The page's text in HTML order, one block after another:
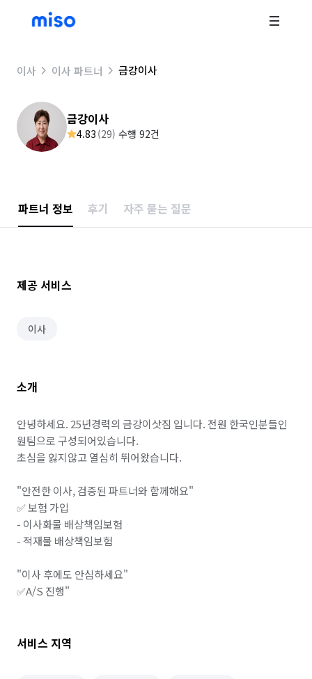
이사 이사 파트너 금강이사
금강이사
4.83 (29) 수행 92건
파트너 정보 후기 자주 묻는 질문
제공 서비스
이사
소개
안녕하세요. 25년경력의 금강이삿짐 입니다. 전원 한국인분들인
원팀으로 구성되어있습니다.
초심을 잃지않고 열심히 뛰어왔습니다.
"안전한 이사, 검증된 파트너와 함께해요"
✅ 보험 가입
- 이사화물 배상책임보험
- 적재물 배상책임보험
"이사 후에도 안심하세요"
✅A/S 진행"
서비스 지역